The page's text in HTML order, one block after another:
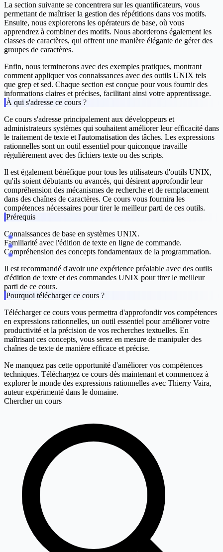
La section suivante se concentrera sur les quantiﬁcateurs, vous
permettant de maîtriser la gestion des répétitions dans vos motifs.
Ensuite, nous explorerons les opérateurs de base, où vous
apprendrez à combiner des motifs. Nous aborderons également les
classes de caractères, qui offrent une manière élégante de gérer des
groupes de caractères.
Enfin, nous terminerons avec des exemples pratiques, montrant
comment appliquer vos connaissances avec des outils UNIX tels
que grep et sed. Chaque section est conçue pour vous fournir des
informations claires et précises, facilitant ainsi votre apprentissage.
À qui s'adresse ce cours ?
Ce cours s'adresse principalement aux développeurs et
administrateurs systèmes qui souhaitent améliorer leur efficacité dans
le traitement de texte et l'automatisation des tâches. Les expressions
rationnelles sont un outil essentiel pour quiconque travaille
régulièrement avec des fichiers texte ou des scripts.
Il est également bénéfique pourtous les utilisateurs d'outils UNIX,
qu'ils soient débutants ou avancés, qui désirent approfondir leur
compréhension des mécanismes de recherche et de remplacement
dans des chaînes de caractères. Ce cours vous fournira les
compétences nécessaires pour tirer le meilleur parti de ces outils.
Prérequis
Connaissances de base en systèmes UNIX.
Familiarité avec l'édition de texte en ligne de commande.
Compréhension des concepts fondamentaux de la programmation.
Il est recommandé d'avoir une expérience préalable avec des outils
d'édition de texte et des commandes UNIX pour tirer le meilleur
parti de ce cours.
Pourquoi télécharger ce cours ?
Télécharger ce cours vous permettra d'approfondir vos compétences
en expressions rationnelles, un outil essentiel pour améliorer votre
productivité et la précision de vos recherches textuelles. En
maîtrisant ces concepts, vous serez en mesure de manipuler des
chaînes de texte de manière efficace et précise.
Ne manquez pas cette opportunité d'améliorer vos compétences
techniques. Téléchargez ce cours dès maintenant et commencez à
explorer le monde des expressions rationnelles avec Thierry Vaira,
auteur expérimenté dans le domaine.
Chercher un cours